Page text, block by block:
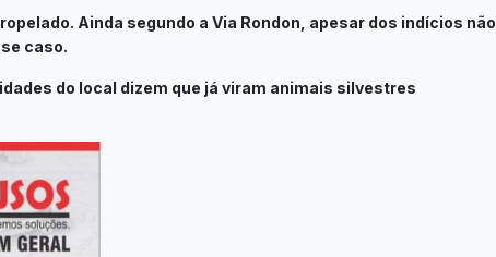
Ainda segundo a Via Rondon, apesar dos indícios não
caso.
do local dizem que já viram animais silvestres